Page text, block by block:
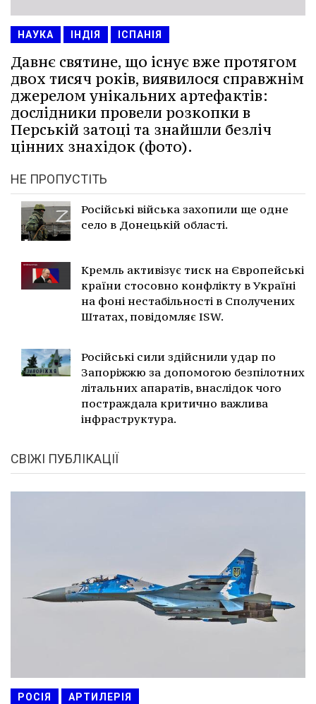
НАУКА ІНДІЯ ІСПАНІЯ
Давнє святине, що існує вже протягом
двох тисяч років, виявилося справжнім
джерелом унікальних артефактів:
дослідники провели розкопки в
Перській затоці та знайшли безліч
цінних знахідок (фото).
НЕ ПРОПУСТІТЬ
Російські війська захопили ще одне
село в Донецькій області.
Кремль активізує тиск на Європейські
країни стосовно конфлікту в Україні
на фоні нестабільності в Сполучених
Штатах, повідомляє ISW.
Російські сили здійснили удар по
Запоріжжю за допомогою безпілотних
літальних апаратів, внаслідок чого
постраждала критично важлива
інфраструктура.
СВІЖІ ПУБЛІКАЦІЇ
РОСІЯ АРТИЛЕРІЯ